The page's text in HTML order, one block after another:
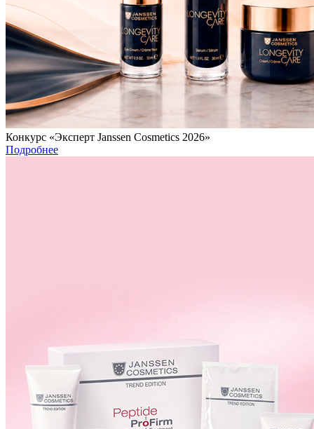
Конкурс «Эксперт Janssen Cosmetics 2026»
Подробнее